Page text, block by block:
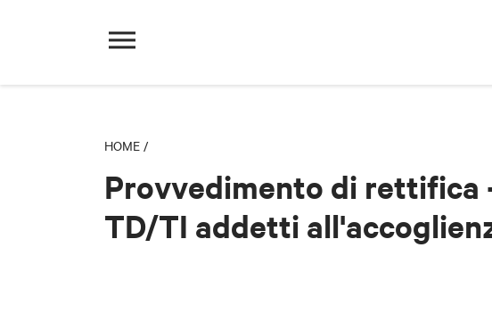
HOME /
Provvedimento di rettifica
TD/TI addetti